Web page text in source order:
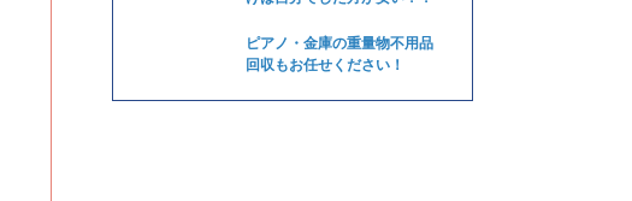
ピアノ・金庫の重量物不用品
回収もお任せください！